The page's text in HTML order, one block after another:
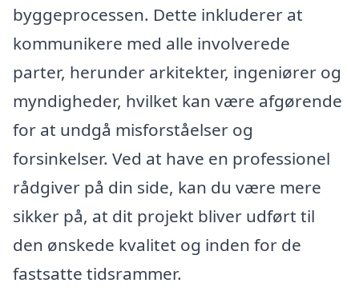
byggeprocessen. Dette inkluderer at
kommunikere med alle involverede
parter, herunder arkitekter, ingeniører og
myndigheder, hvilket kan være afgørende
for at undgå misforståelser og
forsinkelser. Ved at have en professionel
rådgiver på din side, kan du være mere
sikker på, at dit projekt bliver udført til
den ønskede kvalitet og inden for de
fastsatte tidsrammer.